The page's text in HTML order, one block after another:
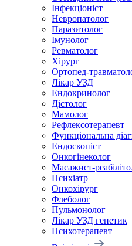
Інфекціоніст
Невропатолог
Паразитолог
Імунолог
Ревматолог
Хірург
Ортопед-
Лікар УЗД
Ендокринолог
Дієтолог
Мамолог
Рефлексотерапевт
Функціональна
Ендоскопіст
Онкогінеколог
Масажист-
Психіатр
Онкохірург
Флеболог
Пульмонолог
Лікар УЗД генетик
Психотерапевт